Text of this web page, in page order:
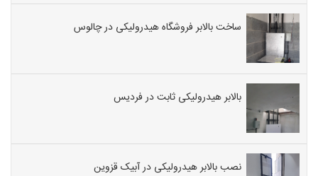
ساخت بالابر فروشگاه هیدرولیکی در چالوس
بالابر هیدرولیکی ثابت در فردیس
نصب بالابر هیدرولیکی در آبیک قزوین